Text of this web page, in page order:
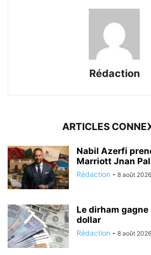
Rédaction
ARTICLES
Nabil Azerfi
Marriott Jnan
Rédaction - 8 août 2026
Le dirham gagne
dollar
Rédaction - 8 août 2026